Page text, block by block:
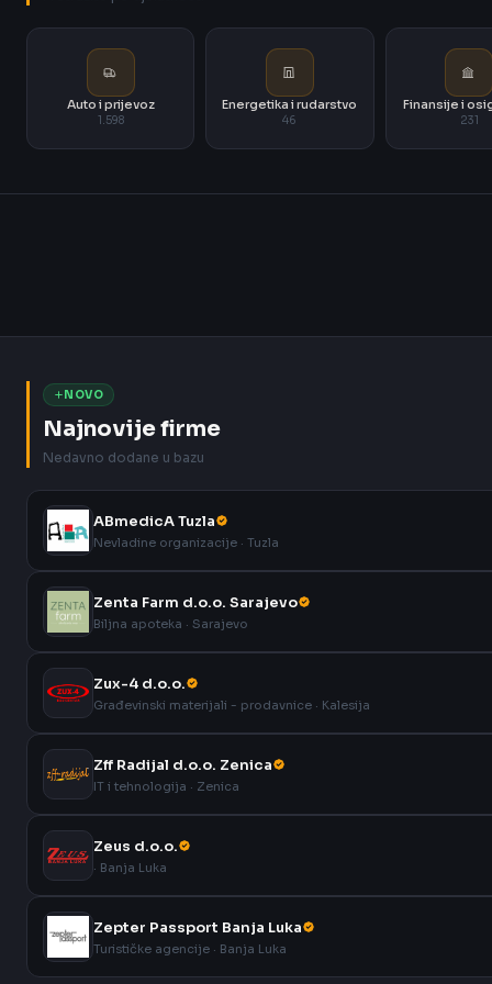
Auto i prijevoz
1.598
Energetika i rudarstvo
46
Finansije i
231
NOVO
Najnovije firme
Nedavno dodane u bazu
ABmedicA Tuzla
Nevladine organizacije · Tuzla
Zenta Farm d.o.o. Sarajevo
Biljna apoteka · Sarajevo
Zux-4 d.o.o.
Građevinski materijali - prodavnice · Kalesija
Zff Radijal d.o.o. Zenica
IT i tehnologija · Zenica
Zeus d.o.o.
· Banja Luka
Zepter Passport Banja Luka
Turističke agencije · Banja Luka